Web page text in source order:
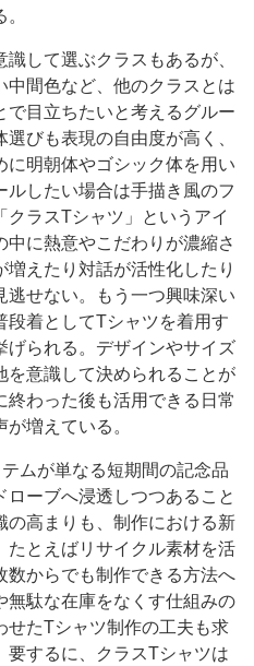
して選ぶクラスもあるが、
中間色など、他のクラスとは
目立ちたいと考えるグルー
びも表現の自由度が高く、
に明朝体やゴシック体を用い
したい場合は手描き風のフ
クラスTシャツ」というアイ
に熱意やこだわりが濃縮さ
えたり対話が活性化したり
せない。もう一つ興味深い
段着としてTシャツを着用す
げられる。デザインやサイズ
を意識して決められることが
わった後も活用できる日常
増えている。
ムが単なる短期間の記念品
ーブへ浸透しつつあること
の高まりも、制作における新
たとえばリサイクル素材を活
数からでも制作できる方法へ
無駄な在庫をなくす仕組みの
せたTシャツ制作の工夫も求
要するに、クラスTシャツは